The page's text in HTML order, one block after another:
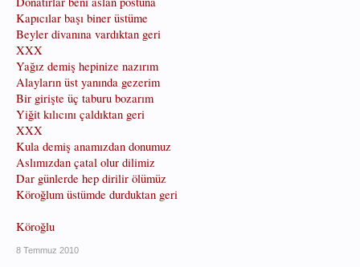
Kapıcılar başı biner üstüme
Beyler divanına vardıktan geri
XXX
Yağız demiş hepinize nazırım
Alayların üst yanında gezerim
Bir girişte üç taburu bozarım
Yiğit kılıcını çaldıktan geri
XXX
Kula demiş anamızdan donumuz
Aslımızdan çatal olur dilimiz
Dar günlerde hep dirilir ölümüz
Köroğlum üstümde durduktan geri
Köroğlu
8 Temmuz 2010